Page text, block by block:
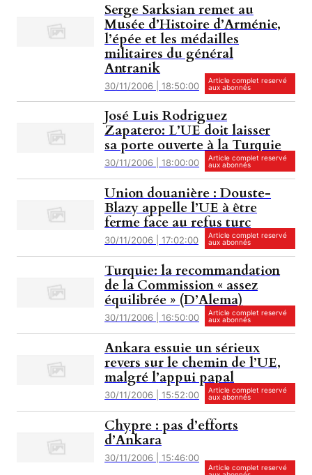
Serge Sarksian remet au
Musée d’Histoire d’Arménie,
l’épée et les médailles
militaires du général
Antranik
30/11/2006 | 18:50:00
Article complet reservé
aux abonnés
José Luis Rodriguez
Zapatero: L’UE doit laisser
sa porte ouverte à la Turquie
30/11/2006 | 18:00:00
Article complet reservé
aux abonnés
Union douanière : Douste-
Blazy appelle l’UE à être
ferme face au refus turc
30/11/2006 | 17:02:00
Article complet reservé
aux abonnés
Turquie: la recommandation
de la Commission « assez
équilibrée » (D’Alema)
30/11/2006 | 16:50:00
Article complet reservé
aux abonnés
Ankara essuie un sérieux
revers sur le chemin de l’UE,
malgré l’appui papal
30/11/2006 | 15:52:00
Article complet reservé
aux abonnés
Chypre : pas d’efforts
d’Ankara
30/11/2006 | 15:46:00
Article complet reservé